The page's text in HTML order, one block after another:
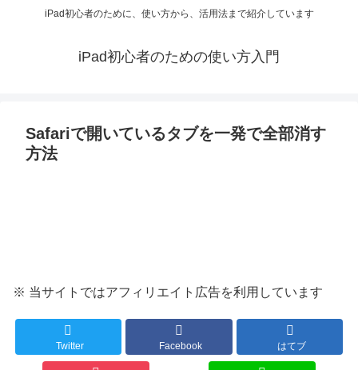
iPad初心者のために、使い方から、活用法まで紹介しています
iPad初心者のための使い方入門
Safariで開いているタブを一発で全部消す
方法
※ 当サイトではアフィリエイト広告を利用しています
Twitter Facebook はてブ